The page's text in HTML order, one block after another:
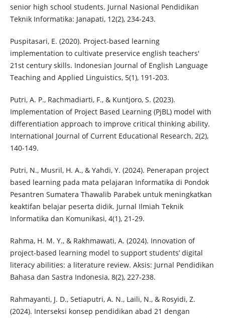
senior high school students. Jurnal Nasional Pendidikan
Teknik Informatika: Janapati, 12(2), 234-243.
Puspitasari, E. (2020). Project-based learning
implementation to cultivate preservice english teachers'
21st century skills. Indonesian Journal of English Language
Teaching and Applied Linguistics, 5(1), 191-203.
Putri, A. P., Rachmadiarti, F., & Kuntjoro, S. (2023).
Implementation of Project Based Learning (PjBL) model with
differentiation approach to improve critical thinking ability.
International Journal of Current Educational Research, 2(2),
140-149.
Putri, N., Musril, H. A., & Yahdi, Y. (2024). Penerapan project
based learning pada mata pelajaran Informatika di Pondok
Pesantren Sumatera Thawalib Parabek untuk meningkatkan
keaktifan belajar peserta didik. Jurnal Ilmiah Teknik
Informatika dan Komunikasi, 4(1), 21-29.
Rahma, H. M. Y., & Rakhmawati, A. (2024). Innovation of
project-based learning model to support students’ digital
literacy abilities: a literature review. Aksis: Jurnal Pendidikan
Bahasa dan Sastra Indonesia, 8(2), 227-238.
Rahmayanti, J. D., Setiaputri, A. N., Laili, N., & Rosyidi, Z.
(2024). Interseksi konsep pendidikan abad 21 dengan